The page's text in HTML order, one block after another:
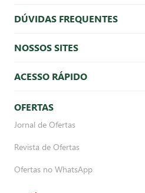
DÚVIDAS FREQUENTES
NOSSOS SITES
ACESSO RÁPIDO
OFERTAS
Jornal de Ofertas
Revista de Ofertas
Ofertas no WhatsApp